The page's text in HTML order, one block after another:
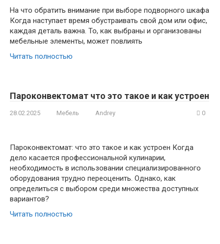
На что обратить внимание при выборе подворного шкафа
Когда наступает время обустраивать свой дом или офис,
каждая деталь важна. То, как выбраны и организованы
мебельные элементы, может повлиять
Читать полностью
Пароконвектомат что это такое и как устроен
28.02.2025 Мебель Andrey 0
Пароконвектомат: что это такое и как устроен Когда
дело касается профессиональной кулинарии,
необходимость в использовании специализированного
оборудования трудно переоценить. Однако, как
определиться с выбором среди множества доступных
вариантов?
Читать полностью